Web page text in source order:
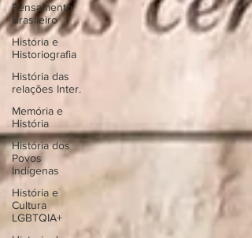
Pensamento
Brasileiro
História e
Historiografia
História das
relações Inter.
Memória e
História
História dos
Povos
Indígenas
História e
Cultura
LGBTQIA+